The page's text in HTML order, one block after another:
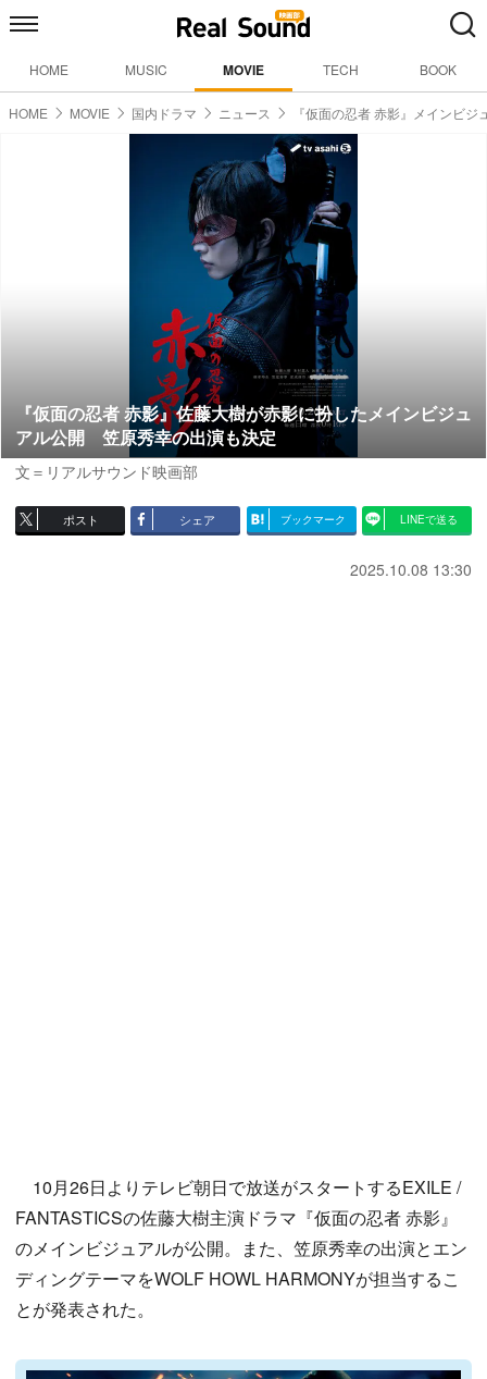
HOME MUSIC MOVIE TECH BOOK
HOME MOVIE 国内ドラマ ニュース 『仮面の忍者 赤影』メインビジ
『仮面の忍者 赤影』佐藤大樹が赤影に扮したメインビジュ
アル公開 笠原秀幸の出演も決定
文＝リアルサウンド映画部
ポスト シェア ブックマーク LINEで送る
2025.10.08 13:30
10月26日よりテレビ朝日で放送がスタートするEXILE /
FANTASTICSの佐藤大樹主演ドラマ『仮面の忍者 赤影』
のメインビジュアルが公開。また、笠原秀幸の出演とエン
ディングテーマをWOLF HOWL HARMONYが担当するこ
とが発表された。